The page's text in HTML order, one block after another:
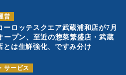
営
ーロッテスクエア武蔵浦和店が7月
ープン、至近の惣菜繁盛店・武蔵
とは生鮮強化、ですみ分け
サービス